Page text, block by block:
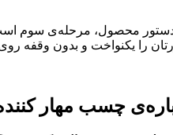
محصول، مرحله‌ی سوم
را یکنواخت و بدون وقفه
چسب مهار